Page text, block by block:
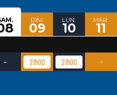
DIM.
09
LUN.
10
MAR.
11
- 21h00 21h00 -